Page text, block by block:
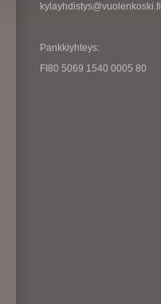
kylayhdistys@vuolenkoski.fi
Pankkiyhteys:
FI80 5069 1540 0005 80